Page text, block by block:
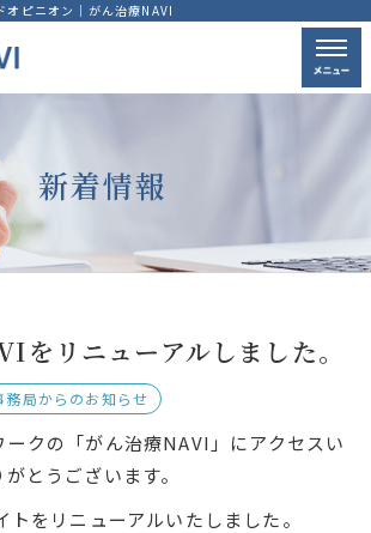
オピニオン｜がん治療NAVI
新着情報
をリニューアルしました。
務局からのお知らせ
ークの「がん治療NAVI」にアクセスい
とうございます。
トをリニューアルいたしました。